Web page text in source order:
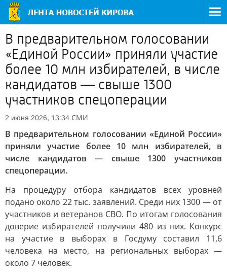
В предварительном голосовании
«Единой России» приняли участие
более 10 млн избирателей, в числе
кандидатов — свыше 1300
участников спецоперации
2 июня 2026, 13:34 СМИ
В предварительном голосовании «Единой России»
приняли участие более 10 млн избирателей, в
числе кандидатов — свыше 1300 участников
спецоперации.
На процедуру отбора кандидатов всех уровней
подано около 22 тыс. заявлений. Среди них 1300 — от
участников и ветеранов СВО. По итогам голосования
доверие избирателей получили 480 из них. Конкурс
на участие в выборах в Госдуму составил 11,6
человека на место, на региональных выборах —
около 7 человек.